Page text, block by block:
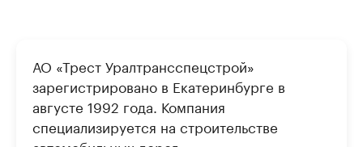
АО «Трест Уралтрансспецстрой»
зарегистрировано в Екатеринбурге в
августе 1992 года. Компания
специализируется на строительстве